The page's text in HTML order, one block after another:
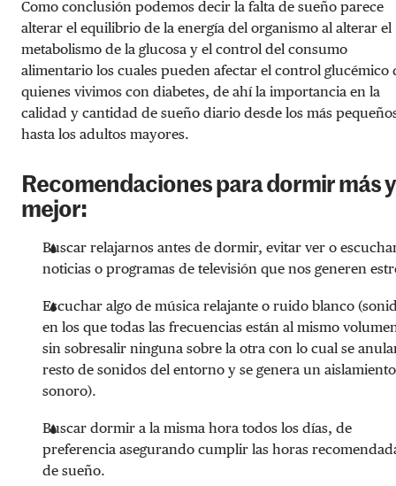
Como conclusión podemos decir la falta de sueño parece
alterar el equilibrio de la energía del organismo al alterar el
metabolismo de la glucosa y el control del consumo
alimentario los cuales pueden afectar el control glucémico
quienes vivimos con diabetes, de ahí la importancia en la
calidad y cantidad de sueño diario desde los más
hasta los adultos mayores.
Recomendaciones para dormir más y
mejor:
Buscar relajarnos antes de dormir, evitar ver o
noticias o programas de televisión que nos generen
Escuchar algo de música relajante o ruido blanco
en los que todas las frecuencias están al mismo
sin sobresalir ninguna sobre la otra con lo cual se
resto de sonidos del entorno y se genera un aislamiento
sonoro).
Buscar dormir a la misma hora todos los días, de
preferencia asegurando cumplir las horas
de sueño.